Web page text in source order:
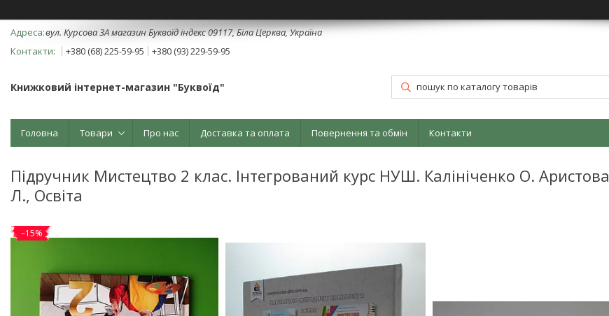
вул. Курсова 3А магазин Буквоїд індекс 09117, Біла Церква, Україна
+380 (68) 225-59-95
+380 (93) 229-59-95
Книжковий інтернет-магазин "Буквоїд"
Головна Товари Про нас Доставка та оплата Повернення та обмін Контакти
Підручник Мистецтво 2 клас. Інтегрований курс НУШ. Калініченко О. Аристова
Л., Освіта
–15%